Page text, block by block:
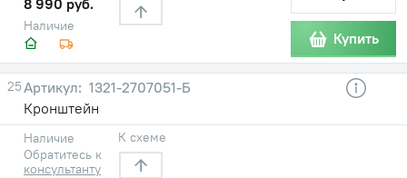
Наличие
Купить
25
1321-2707051-Б
Кронштейн
Наличие
Обратитесь к
консультанту
К схеме